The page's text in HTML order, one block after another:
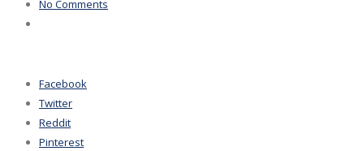
No Comments
Facebook
Twitter
Reddit
Pinterest